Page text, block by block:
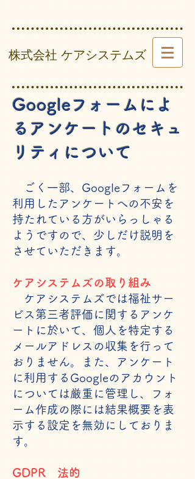
​ 株式会社 ケアシステムズ
Googleフォームによ
るアンケートのセキュ
リティについて
ごく一部、Googleフォームを
利用したアンケートへの不安を
持たれている方がいらっしゃる
ようですので、少しだけ説明を
させていただきます。
ケアシステムズの取り組み
ケアシステムズでは福祉サー
ビス第三者評価に関するアンケ
ートに於いて、個人を特定する
メールアドレスの収集を行って
おりません。また、アンケート
に利用するGoogleのアカウント
については厳重に管理し、フォ
ーム作成の際には結果概要を表
示する設定を無効にしておりま
す。
GDPR 法的